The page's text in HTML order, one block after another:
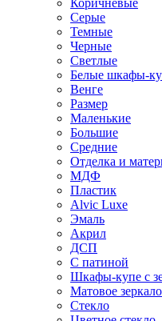
Коричневые
Серые
Темные
Черные
Светлые
Белые шкафы-
Венге
Размер
Маленькие
Большие
Средние
Отделка и
МДФ
Пластик
Alvic Luxe
Эмаль
Акрил
ДСП
С патиной
Шкафы-купе с
Матовое зеркало
Стекло